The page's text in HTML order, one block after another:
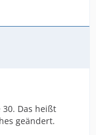
30. Das heißt
geändert.